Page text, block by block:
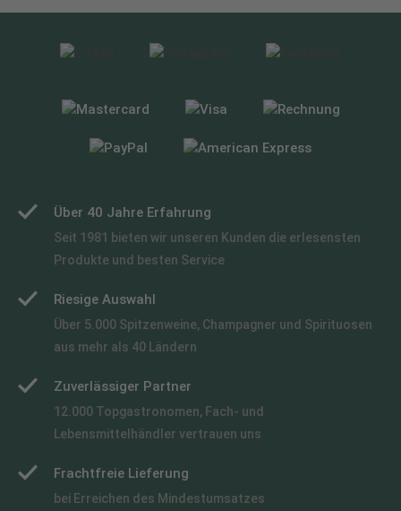
Über 40 Jahre Erfahrung
Seit 1981 bieten wir unseren Kunden die erlesensten
Produkte und besten Service
Riesige Auswahl
Über 5.000 Spitzenweine, Champagner und Spirituosen
aus mehr als 40 Ländern
Zuverlässiger Partner
12.000 Topgastronomen, Fach- und
Lebensmittelhändler vertrauen uns
Frachtfreie Lieferung
bei Erreichen des Mindestumsatzes